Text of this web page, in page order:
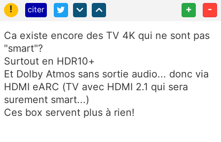
!
citer + -
Ca existe encore des TV 4K qui ne sont pas
"smart"?
Surtout en HDR10+
Et Dolby Atmos sans sortie audio... donc via
HDMI eARC (TV avec HDMI 2.1 qui sera
surement smart...)
Ces box servent plus à rien!